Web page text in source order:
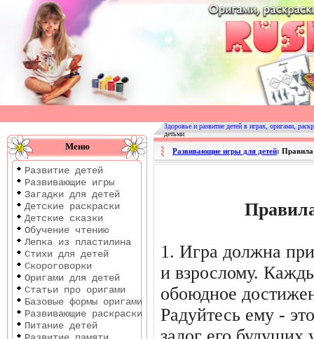
Оригами
|
Раскраски
Развитие
детей
Меню
Развитие детей
Развивающие игры
Загадки для детей
Детские раскраски
Детские сказки
Обучение чтению
Лепка из пластилина
Стихи для детей
Скороговорки
Оригами для детей
Статьи про оригами
Базовые формы оригами
Развивающие раскраски
Питание детей
Здоровье и развитие детей в играх, оригами,
детьми
Развивающие игры для детей: Правила
1. Игра должна
и взрослому.
обоюдное
Радуйтесь ему -